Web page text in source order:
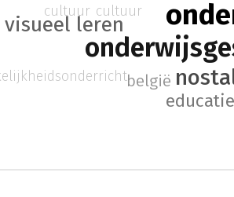
visueel leren
belgië
cultuur
cultuur